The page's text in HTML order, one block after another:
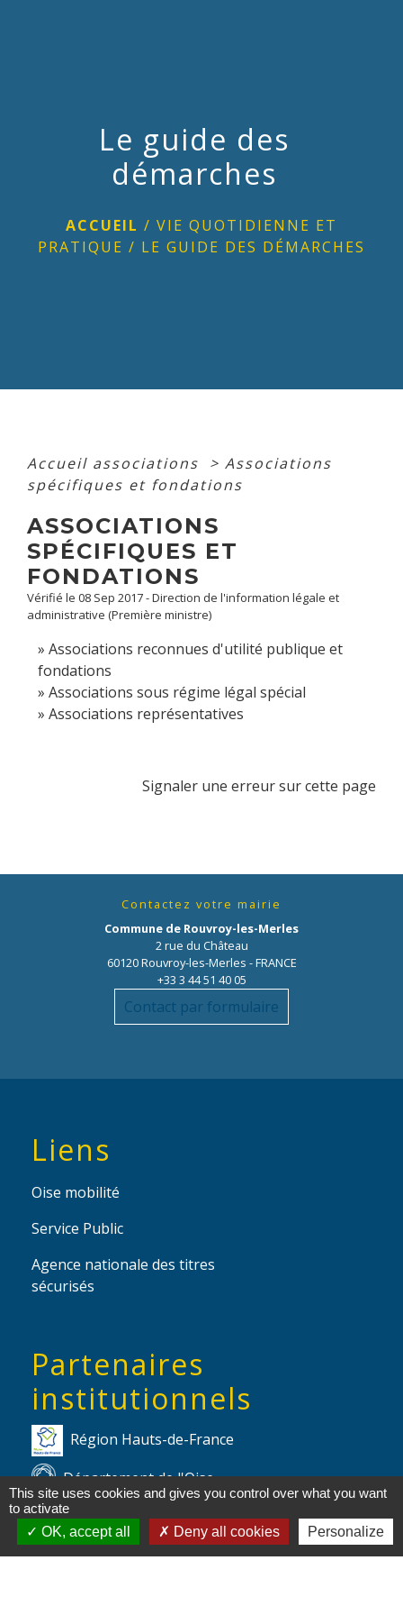
Le guide des
démarches
ACCUEIL / VIE QUOTIDIENNE ET
PRATIQUE / LE GUIDE DES DÉMARCHES
Accueil associations > Associations
spécifiques et fondations
ASSOCIATIONS
SPÉCIFIQUES ET
FONDATIONS
Vérifié le 08 Sep 2017 - Direction de l'information légale et
administrative (Première ministre)
Associations reconnues d'utilité publique et
fondations
Associations sous régime légal spécial
Associations représentatives
Signaler une erreur sur cette page
Contactez votre mairie
Commune de Rouvroy-les-Merles
2 rue du Château
60120 Rouvroy-les-Merles - FRANCE
+33 3 44 51 40 05
Contact par formulaire
Liens
Oise mobilité
Service Public
Agence nationale des titres
sécurisés
Partenaires
institutionnels
Région Hauts-de-France
Département de l'Oise
Communauté de Communes de l'Oise
Picarde
This site uses cookies and gives you control over what you want
to activate
OK, accept all
Deny all cookies Personalize